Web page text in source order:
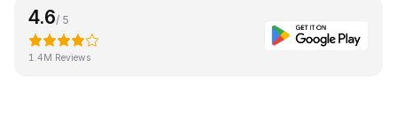
4.6/ 5
1.4M Reviews